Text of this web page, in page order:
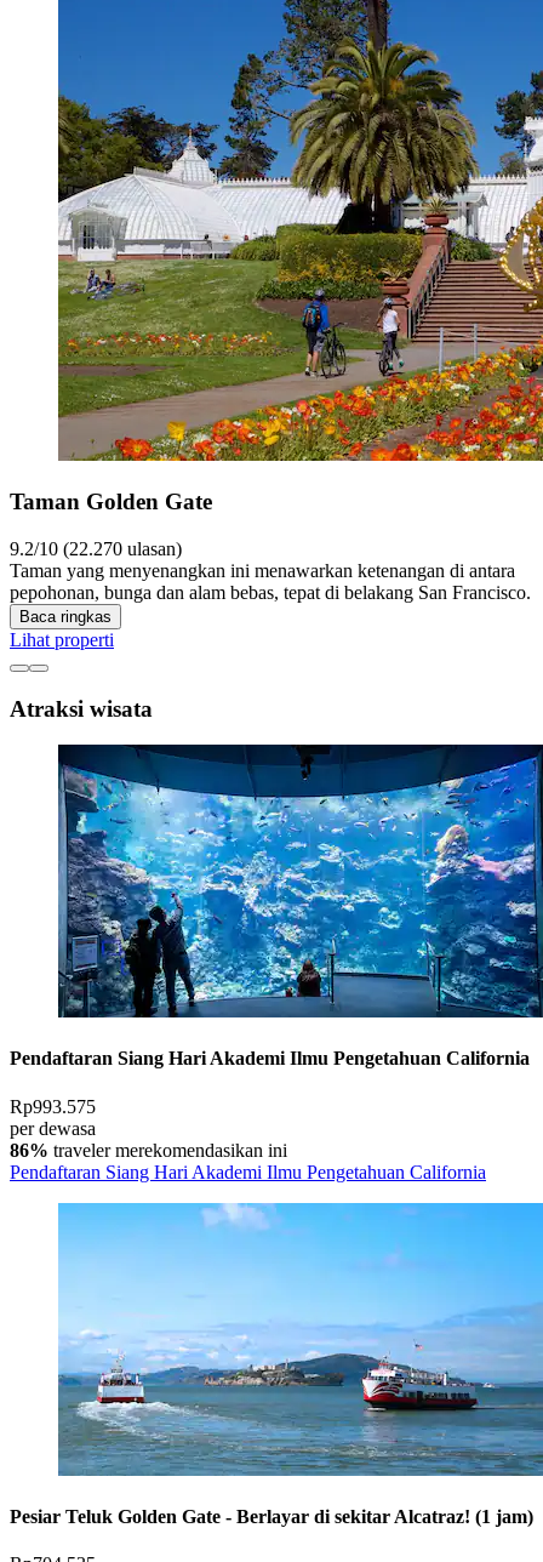
Taman Golden Gate
9.2/10 (22.270 ulasan)
Taman yang menyenangkan ini menawarkan ketenangan di antara
pepohonan, bunga dan alam bebas, tepat di belakang San Francisco.
Baca ringkas
Lihat properti
Atraksi wisata
Pendaftaran Siang Hari Akademi Ilmu Pengetahuan California
Rp993.575
per dewasa
86% traveler merekomendasikan ini
Pendaftaran Siang Hari Akademi Ilmu Pengetahuan California
Pesiar Teluk Golden Gate - Berlayar di sekitar Alcatraz! (1 jam)